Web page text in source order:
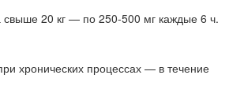
20 кг — по 250-500 мг каждые 6 ч.
хронических процессах — в течение